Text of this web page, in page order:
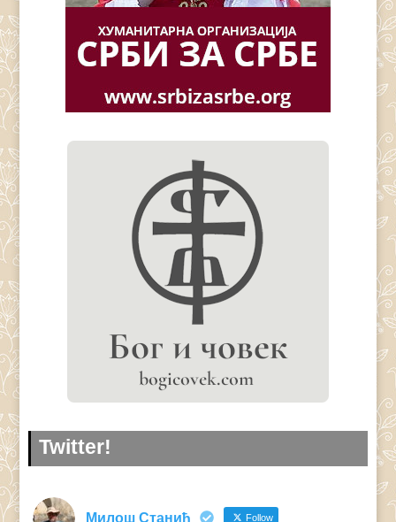
Twitter!
Милош Станић Follow